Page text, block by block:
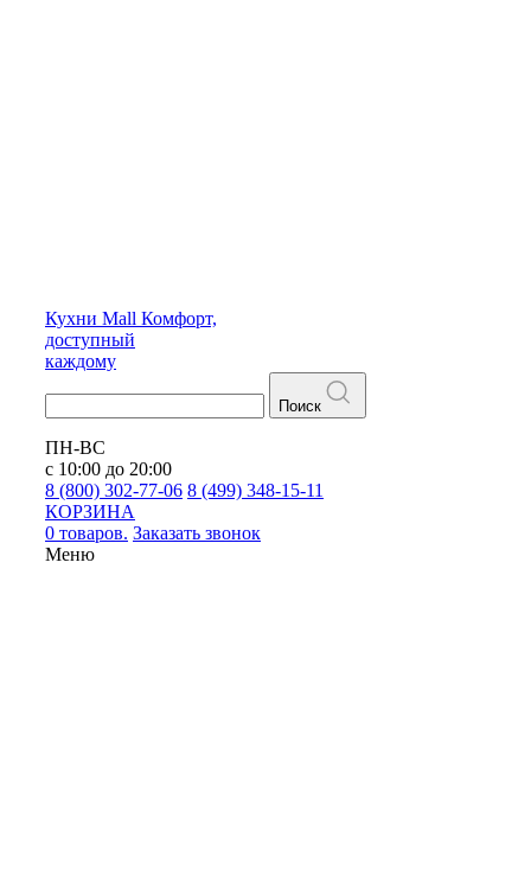
Кухни Mall Комфорт,
доступный
каждому
Поиск
ПН-ВС
с 10:00 до 20:00
8 (800) 302-77-06 8 (499) 348-15-11
КОРЗИНА
0 товаров. Заказать звонок
Меню